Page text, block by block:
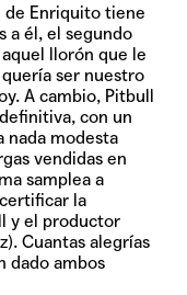
de Enriquito tiene
a él, el segundo
llorón que le
ser nuestro
A cambio, Pitbull
con un
nada modesta
vendidas en
samplea a
la
y el productor
Cuantas alegrías
dado ambos